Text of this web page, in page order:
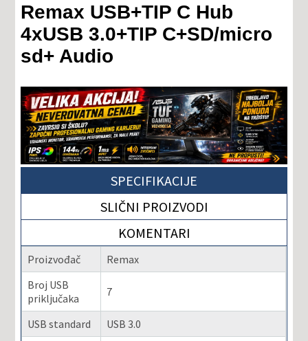
Remax USB+TIP C Hub
4xUSB 3.0+TIP C+SD/micro
sd+ Audio
SPECIFIKACIJE
SLIČNI PROIZVODI
KOMENTARI
Proizvođač
Remax
Broj USB
priključaka
7
USB standard
USB 3.0